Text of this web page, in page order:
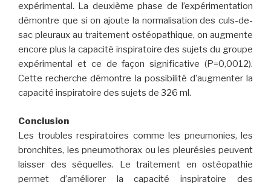
expérimental. La deuxième phase de l’expérimentation
démontre que si on ajoute la normalisation des culs-de-
sac pleuraux au traitement ostéopathique, on augmente
encore plus la capacité inspiratoire des sujets du groupe
expérimental et ce de façon significative (P=0,0012).
Cette recherche démontre la possibilité d’augmenter la
capacité inspiratoire des sujets de 326 ml.
Conclusion
Les troubles respiratoires comme les pneumonies, les
bronchites, les pneumothorax ou les pleurésies peuvent
laisser des séquelles. Le traitement en ostéopathie
permet d’améliorer la capacité inspiratoire des